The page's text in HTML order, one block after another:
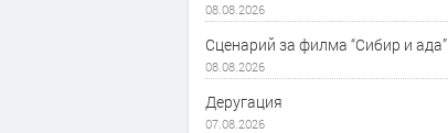
08.08.2026
Сценарий за филма “Сибир и ада”
08.08.2026
Деругация
07.08.2026